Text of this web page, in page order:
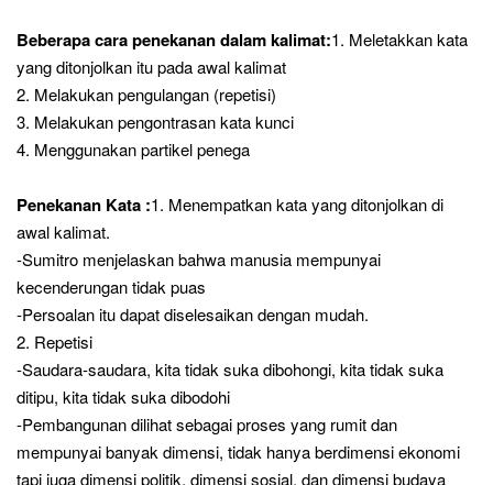
Beberapa cara penekanan dalam kalimat:1. Meletakkan kata
yang ditonjolkan itu pada awal kalimat
2. Melakukan pengulangan (repetisi)
3. Melakukan pengontrasan kata kunci
4. Menggunakan partikel penega
Penekanan Kata :1. Menempatkan kata yang ditonjolkan di
awal kalimat.
-Sumitro menjelaskan bahwa manusia mempunyai
kecenderungan tidak puas
-Persoalan itu dapat diselesaikan dengan mudah.
2. Repetisi
-Saudara-saudara, kita tidak suka dibohongi, kita tidak suka
ditipu, kita tidak suka dibodohi
-Pembangunan dilihat sebagai proses yang rumit dan
mempunyai banyak dimensi, tidak hanya berdimensi ekonomi
tapi juga dimensi politik, dimensi sosial, dan dimensi budaya